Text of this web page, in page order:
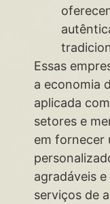
Essas
a economia
aplicada
setores e
em fornecer
agradáveis
serviços de